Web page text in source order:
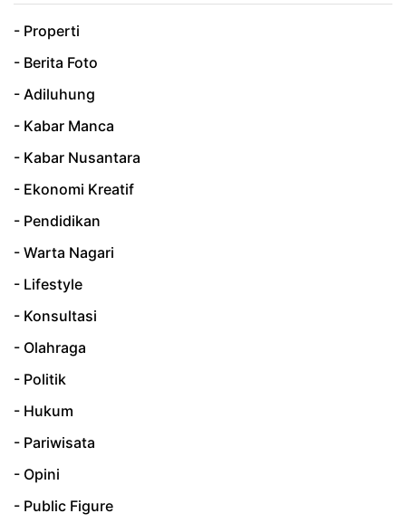
- Properti
- Berita Foto
- Adiluhung
- Kabar Manca
- Kabar Nusantara
- Ekonomi Kreatif
- Pendidikan
- Warta Nagari
- Lifestyle
- Konsultasi
- Olahraga
- Politik
- Hukum
- Pariwisata
- Opini
- Public Figure